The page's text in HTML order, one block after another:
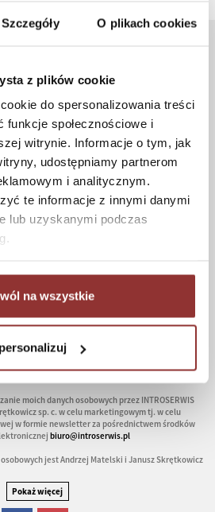
Szczegóły O plikach cookies
z plików cookie
do spersonalizowania treści
funkcje społecznościowe i
witrynie. Informacje o tym, jak
udostępniamy partnerom
i analitycznym.
te informacje z innymi danymi
lub uzyskanymi podczas
na wszystkie
gestellte Fragen
Privatpolitik
und Reinigung
Retouren
Kontakt
NEWSLETTER
IN DAS NACHSTEHENDE FELD EIN:
moich danych osobowych przez INTROSERWIS
sp. c. w celu marketingowym tj. w celu
w formie newsletter za pośrednictwem środków
biuro@introserwis.pl
jest Andrzej Matelski i Janusz Skrętkowicz